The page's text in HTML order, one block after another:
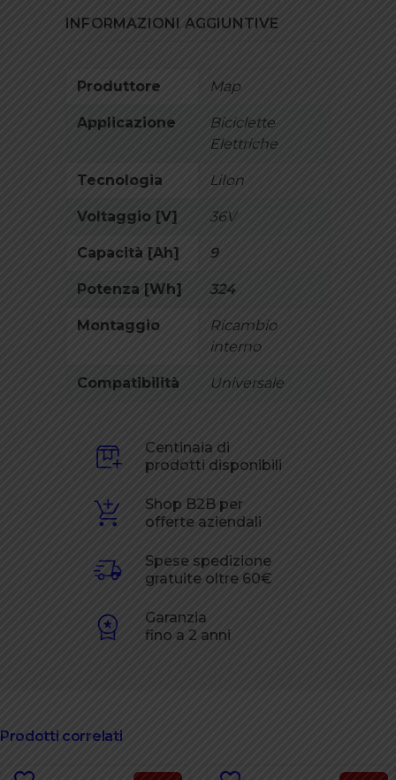
INFORMAZIONI AGGIUNTIVE
Produttore Map
Applicazione
Biciclette
Elettriche
Tecnologia LiIon
Voltaggio [V] 36V
Capacità [Ah] 9
Potenza [Wh] 324
Montaggio
Ricambio
interno
Compatibilità Universale
Centinaia di
prodotti disponibili
Shop B2B per
offerte aziendali
Spese spedizione
gratuite oltre 60€
Garanzia
fino a 2 anni
Prodotti correlati